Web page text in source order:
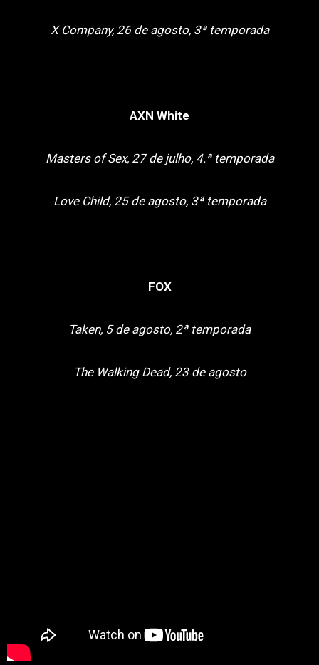
X Company, 26 de agosto, 3ª temporada
AXN White
Masters of Sex, 27 de julho, 4.ª temporada
Love Child, 25 de agosto, 3ª temporada
FOX
Taken, 5 de agosto, 2ª temporada
The Walking Dead, 23 de agosto